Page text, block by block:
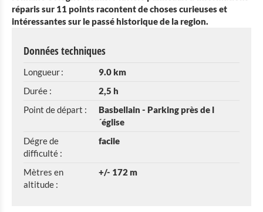
Circuit de randonnée TV3
Historyrunde Basbellain
Sentier nature « Cornelysmillen »
Promenade St. Francois 7 km
Sentier de randonnée de chemin de fer CFL
réparis sur 11 points racontent de choses curieuses et
intéressantes sur le passé historique de la region.
Données techniques
Longueur :
9.0 km
Durée :
2,5 h
Point de départ :
Basbellain - Parking près de l
´église
Dégre de
difficulté :
facile
Mètres en
altitude :
+/- 172 m